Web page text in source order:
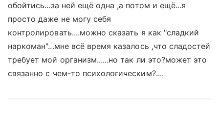
обойтись...за ней ещё одна ,а потом и ещё...я
просто даже не могу себя
контролировать....можно сказать я как "сладкий
наркоман"...мне всё время казалось ,что сладостей
требует мой организм......но так ли это?может это
связанно с чем-то психологическим?....